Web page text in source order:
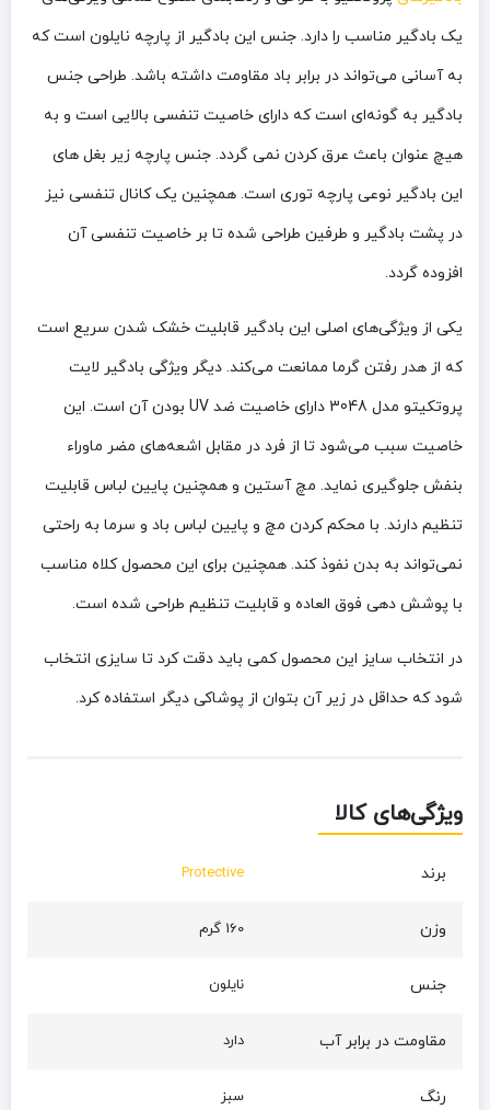
یک بادگیر مناسب را دارد. جنس این بادگیر از پارچه نایلون است که
به آسانی می‌تواند در برابر باد مقاومت داشته باشد. طراحی جنس
بادگیر به گونه‌ای است که دارای خاصیت تنفسی بالایی است و به
هیچ عنوان باعث عرق کردن نمی گردد. جنس پارچه زیر بغل های
این بادگیر نوعی پارچه توری است. همچنین یک کانال تنفسی نیز
در پشت بادگیر و طرفین طراحی شده تا بر خاصیت تنفسی آن
افزوده گردد.
یکی از ویژگی‌های اصلی این بادگیر قابلیت خشک شدن سریع است
که از هدر رفتن گرما ممانعت می‌کند. دیگر ویژگی بادگیر لایت
پروتکیتو مدل 3048 دارای خاصیت ضد UV بودن آن است. این
خاصیت سبب می‌شود تا از فرد در مقابل اشعه‌های مضر ماوراء
بنفش جلوگیری نماید. مچ آستین و همچنین پایین لباس قابلیت
تنظیم دارند. با محکم کردن مچ و پایین لباس باد و سرما به راحتی
نمی‌تواند به بدن نفوذ کند. همچنین برای این محصول کلاه مناسب
با پوشش دهی فوق العاده و قابلیت تنظیم طراحی شده است.
در انتخاب سایز این محصول کمی باید دقت کرد تا سایزی انتخاب
شود که حداقل در زیر آن بتوان از پوشاکی دیگر استفاده کرد.
ویژگی‌های کالا
برند Protective
وزن 160 گرم
جنس نایلون
مقاومت در برابر آب دارد
رنگ سبز